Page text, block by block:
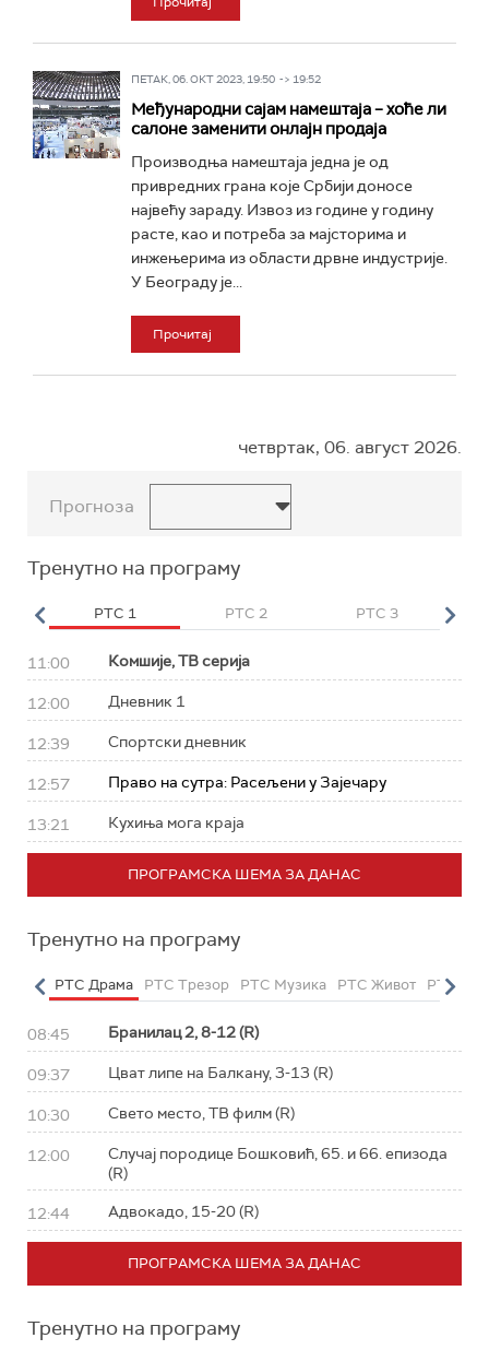
ПЕТАК, 06. ОКТ 2023, 19:50 -> 19:52
Међународни сајам намештаја – хоће ли
салоне заменити онлајн продаја
Производња намештаја једна је од
привредних грана које Србији доносе
највећу зараду. Извоз из године у годину
расте, као и потреба за мајсторима и
инжењерима из области дрвне индустрије.
У Београду је...
Прочитај
четвртак, 06. август 2026.
Прогноза
Тренутно на програму
РТС 1 РТС 2 РТС 3
11:00 Комшије, ТВ серија
12:00 Дневник 1
12:39 Спортски дневник
12:57 Право на сутра: Расељени у Зајечару
13:21 Кухиња мога краја
ПРОГРАМСКА ШЕМА ЗА ДАНАС
Тренутно на програму
РТС Драма РТС Трезор РТС Музика РТС Живот РТС
08:45 Бранилац 2, 8-12 (R)
09:37 Цват липе на Балкану, 3-13 (R)
10:30 Свето место, ТВ филм (R)
12:00
Случај породице Бошковић, 65. и 66. епизода
(R)
12:44 Адвокадо, 15-20 (R)
ПРОГРАМСКА ШЕМА ЗА ДАНАС
Тренутно на програму